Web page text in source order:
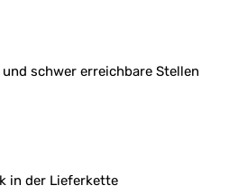
schwer erreichbare Stellen
in der Lieferkette